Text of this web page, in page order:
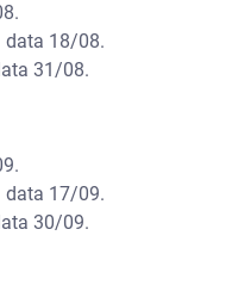
data 18/08.
31/08.
data 17/09.
30/09.